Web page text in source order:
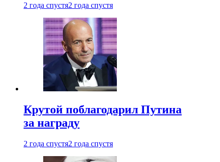
2 года спустя2 года спустя
Крутой поблагодарил Путина
за награду
2 года спустя2 года спустя